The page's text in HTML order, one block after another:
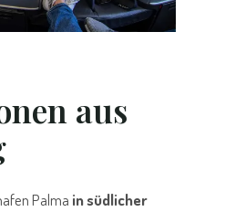
aus
Palma in südlicher